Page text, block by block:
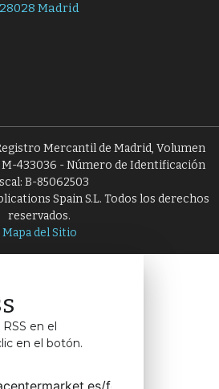
28028 Madrid
Mercantil de Madrid, Volumen
M-433036 - Número de Identificación
B-85062503
Spain S.L. Todos los derechos
reservados.
Mapa del Sitio
en el
en el botón.